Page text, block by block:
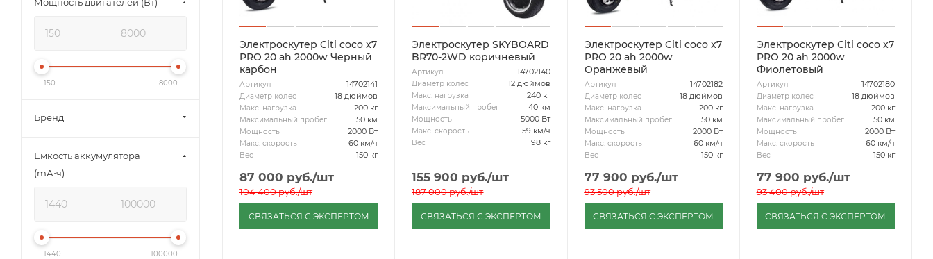
Электроскутер Citi coco x7
PRO 20 ah 2000w Черный
карбон
Артикул 14702141
Диаметр колес 18 дюймов
Макс. нагрузка 200 кг
Максимальный пробег 50 км
Мощность 2000 Вт
Макс. скорость 60 км/ч
Вес 150 кг
87 000 руб./шт
104 400руб./шт
СВЯЗАТЬСЯ С ЭКСПЕРТОМ
Электроскутер SKYBOARD
BR70-2WD коричневый
Артикул 14702140
Диаметр колес 12 дюймов
Макс. нагрузка 240 кг
Максимальный пробег 40 км
Мощность 5000 Вт
Макс. скорость 59 км/ч
Вес 98 кг
155 900 руб./шт
187 000руб./шт
СВЯЗАТЬСЯ С ЭКСПЕРТОМ
Электроскутер Citi coco x7
PRO 20 ah 2000w
Оранжевый
Артикул 14702182
Диаметр колес 18 дюймов
Макс. нагрузка 200 кг
Максимальный пробег 50 км
Мощность 2000 Вт
Макс. скорость 60 км/ч
Вес 150 кг
77 900 руб./шт
93 500руб./шт
СВЯЗАТЬСЯ С ЭКСПЕРТОМ
Электроскутер Citi coco x7
PRO 20 ah 2000w
Фиолетовый
Артикул 14702180
Диаметр колес 18 дюймов
Макс. нагрузка 200 кг
Максимальный пробег 50 км
Мощность 2000 Вт
Макс. скорость 60 км/ч
Вес 150 кг
77 900 руб./шт
93 400руб./шт
СВЯЗАТЬСЯ С ЭКСПЕРТОМ
150 8000
Бренд
Емкость аккумулятора
(mА⋅ч)
1440 100000